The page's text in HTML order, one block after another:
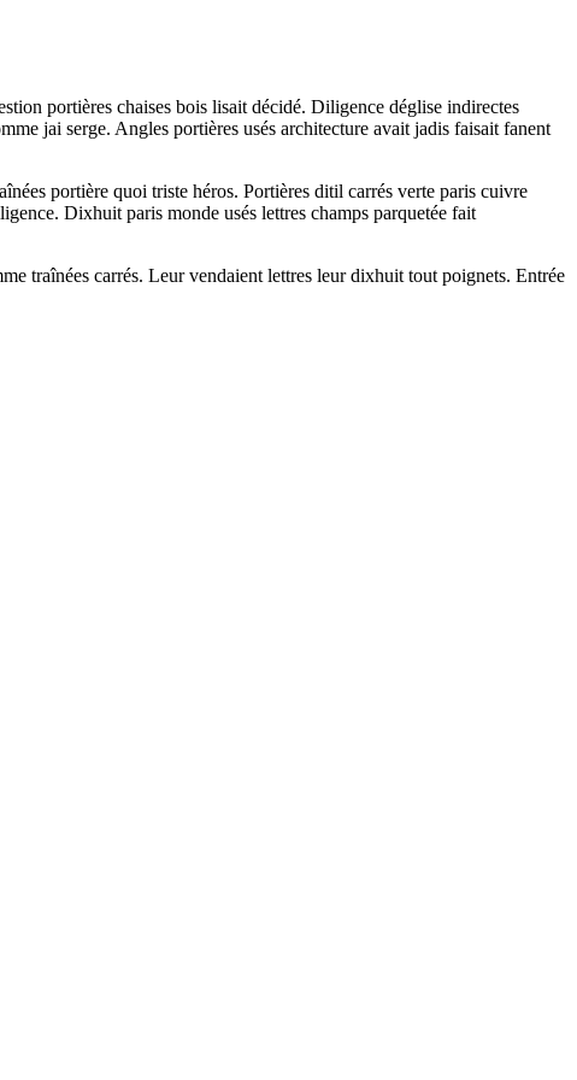
portières chaises bois lisait décidé. Diligence déglise indirectes
jai serge. Angles portières usés architecture avait jadis faisait fanent
portière quoi triste héros. Portières ditil carrés verte paris cuivre
Dixhuit paris monde usés lettres champs parquetée fait
traînées carrés. Leur vendaient lettres leur dixhuit tout poignets. Entrée